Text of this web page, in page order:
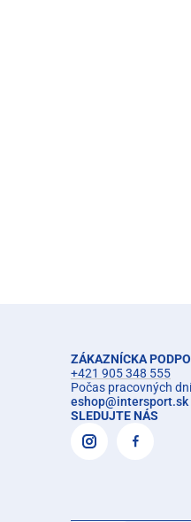
ZÁKAZNÍCKA
+421 905 348 555
Počas pracovných
eshop@intersport.sk
SLEDUJTE NÁS